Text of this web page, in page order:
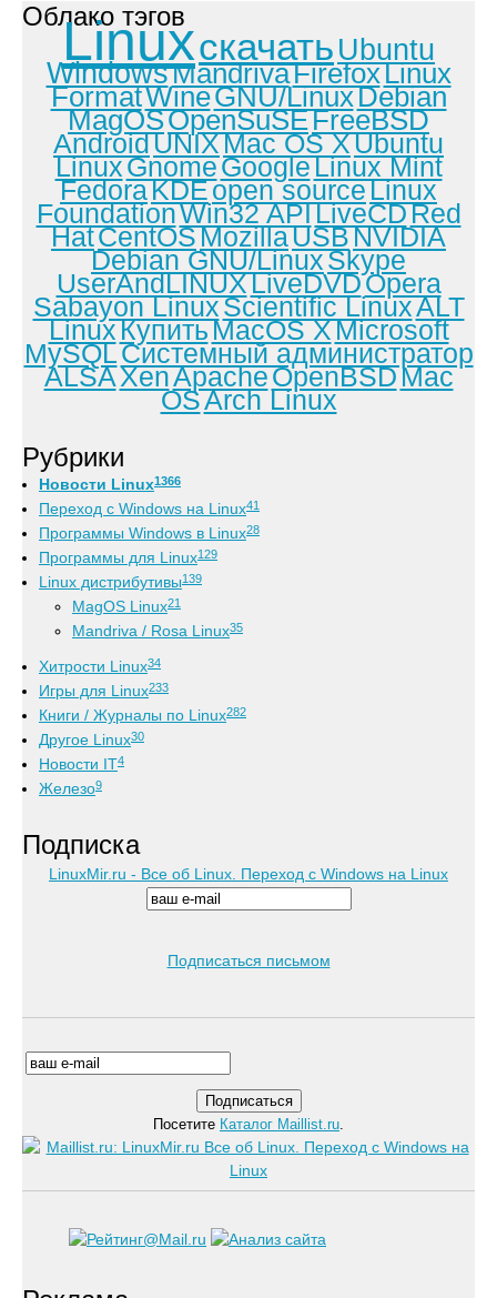
Облако тэгов
Linuxскачать Ubuntu
WindowsMandrivaFirefoxLinux
FormatWineGNU/LinuxDebian
MagOSOpenSuSEFreeBSD
AndroidUNIXMac OS XUbuntu
LinuxGnomeGoogleLinux Mint
FedoraKDEopen sourceLinux
FoundationWin32 APILiveCDRed
HatCentOSMozillaUSBNVIDIA
Debian GNU/LinuxSkype
UserAndLINUXLiveDVDOpera
Sabayon LinuxScientific LinuxALT
LinuxКупитьMacOS XMicrosoft
MySQLСистемный администратор
ALSAXenApacheOpenBSDMac
OSArch Linux
Рубрики
Новости Linux1366
Переход с Windows на Linux41
Программы Windows в Linux28
Программы для Linux129
Linux дистрибутивы139
MagOS Linux21
Mandriva / Rosa Linux35
Хитрости Linux34
Игры для Linux233
Книги / Журналы по Linux282
Другое Linux30
Новости IT4
Железо9
Подписка
LinuxMir.ru - Все об Linux. Переход с Windows на Linux
Подписаться письмом
Посетите Каталог Maillist.ru.